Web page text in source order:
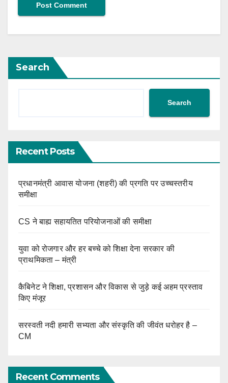
Search
Search
Recent Posts
प्रधानमंत्री आवास योजना (शहरी) की प्रगति पर उच्चस्तरीय
समीक्षा
CS ने बाह्य सहायतित परियोजनाओं की समीक्षा
युवा को रोजगार और हर बच्चे को शिक्षा देना सरकार की
प्राथमिकता – मंत्री
कैबिनेट ने शिक्षा, प्रशासन और विकास से जुड़े कई अहम प्रस्ताव
किए मंजूर
सरस्वती नदी हमारी सभ्यता और संस्कृति की जीवंत धरोहर है –
CM
Recent Comments